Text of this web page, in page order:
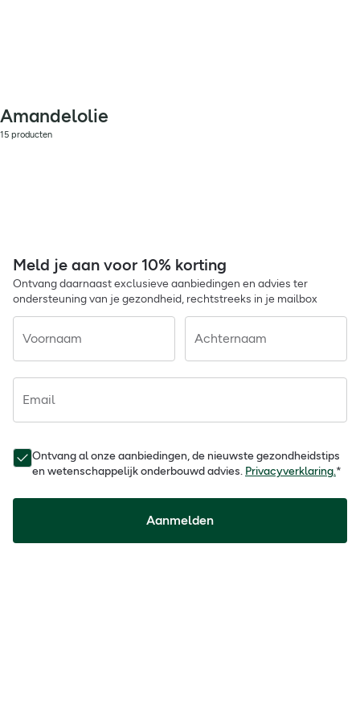
Amandelolie
15 producten
Meld je aan voor 10% korting
Ontvang daarnaast exclusieve aanbiedingen en advies ter
ondersteuning van je gezondheid, rechtstreeks in je mailbox
Voornaam Achternaam
Email
Ontvang al onze aanbiedingen, de nieuwste gezondheidstips
en wetenschappelijk onderbouwd advies. Privacyverklaring.*
Aanmelden